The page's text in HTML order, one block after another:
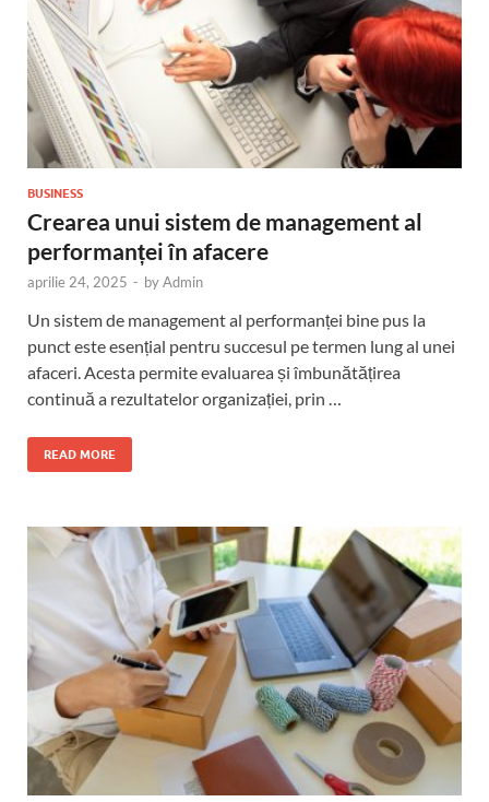
BUSINESS
Crearea unui sistem de management al
performanței în afacere
aprilie 24, 2025 - byAdmin
Un sistem de management al performanței bine pus la
punct este esențial pentru succesul pe termen lung al unei
afaceri. Acesta permite evaluarea și îmbunătățirea
continuă a rezultatelor organizației, prin …
READ MORE